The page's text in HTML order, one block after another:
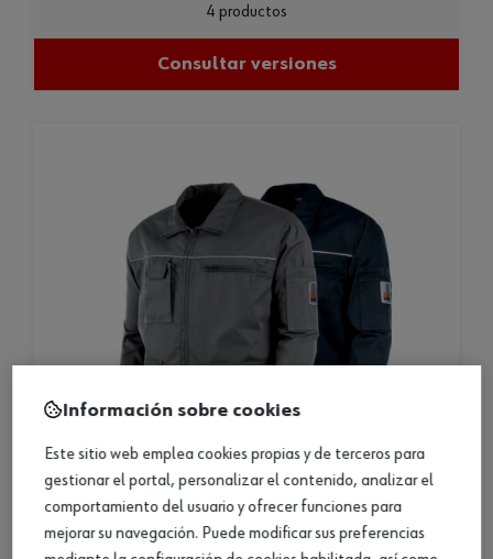
4 productos
Consultar versiones
chaqueta de invierno clásica
Información sobre cookies
Este sitio web emplea cookies propias y de terceros para
gestionar el portal, personalizar el contenido, analizar el
comportamiento del usuario y ofrecer funciones para
mejorar su navegación. Puede modificar sus preferencias